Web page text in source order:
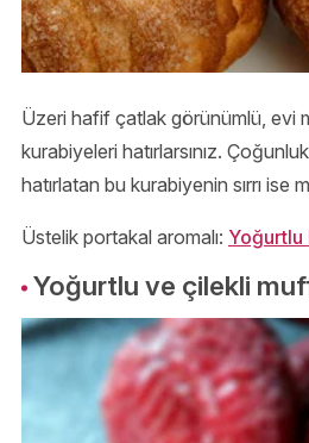
Üzeri hafif çatlak görünümlü, evi
kurabiyeleri hatırlarsınız.
hatırlatan bu kurabiyenin sırrı ise
Üstelik portakal aromalı:
Yoğurtlu ve çilekli